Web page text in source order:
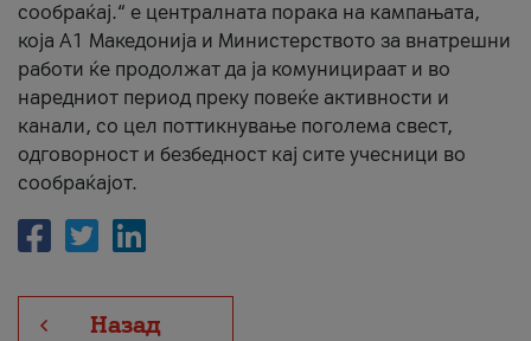
сообраќај.“ е централната порака на кампањата,
која A1 Македонија и Министерството за внатрешни
работи ќе продолжат да ја комуницираат и во
наредниот период преку повеќе активности и
канали, со цел поттикнување поголема свест,
одговорност и безбедност кај сите учесници во
сообраќајот.
Назад